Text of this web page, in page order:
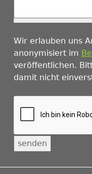
Wir erlauben uns
anonymisiert im
veröffentlichen.
damit nicht